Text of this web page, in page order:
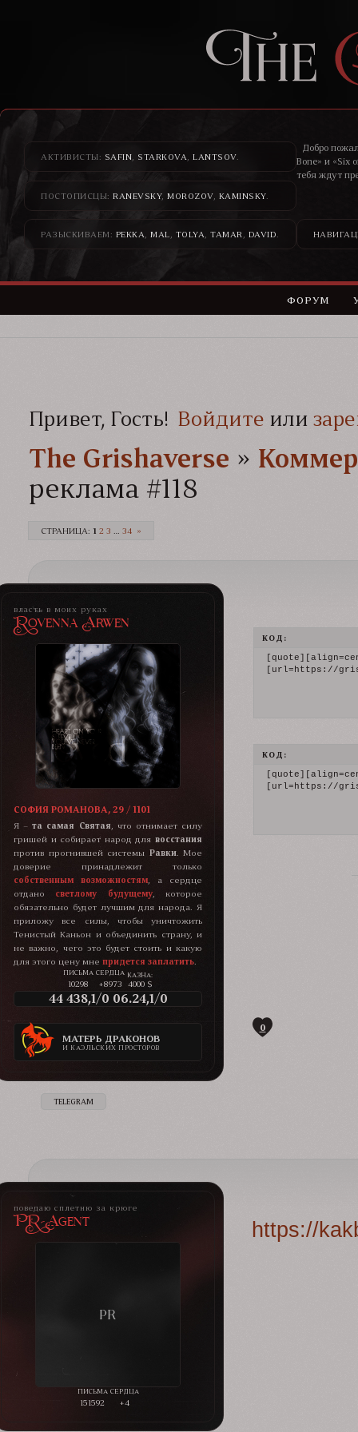
АКТИВИСТЫ: SAFIN STARKOVA LANTSOV.
ПОСТОПИСЦЫ: RANEVSKY, MOROZOV, KAMINSKY.
РАЗЫСКИВАЕМ: PEKKA MAL TOLYA TAMAR DAVID
Добро
Bone» и «Six
тебя ждут
ФОРУМ
Привет, Гость! Войдите или
The Grishaverse­­­ »
реклама #118
СТРАНИЦА: 1 2 3 34 »
власть в моих руках
Rovenna Arwen
СОФИЯ РОМАНОВА, 29 / 1101
Я –та самая Святая , что отнимает силу
гришей и собирает народ для восстания
против прогнившей системы Равки. Мое
доверие принадлежит только
собственным возможностям , а сердце
отдано светлому будущему, которое
обязательно будет лучшим для народа. Я
приложу все силы, чтобы уничтожить
Тенистый Каньон и объединить страну, и
не важно, чего это будет стоить и какую
для этого цену мне придется заплатить
10298 +8973
КАЗНА:
4000 $
44 438,1/0 06.24,1/0
МАТЕРЬ ДРАКОНОВ
И КАЭЛЬСКИХ ПРОСТОРОВ
TELEGRAM
КОД:
[url=https://
КОД:
[url=https://
0
поведаю сплетню за крюге
PR-Agent
151592 +4
https://